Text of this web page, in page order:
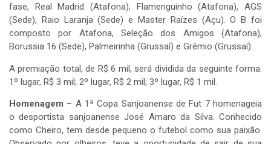
fase, Real Madrid (Atafona), Flamenguinho (Atafona), AGS
(Sede), Raio Laranja (Sede) e Master Raízes (Açu). O B foi
composto por Atafona, Seleção dos Amigos (Atafona),
Borussia 16 (Sede), Palmeirinha (Grussaí) e Grêmio (Grussaí).
A premiação total, de R$ 6 mil, será dividida da seguinte forma:
1º lugar, R$ 3 mil; 2º lugar, R$ 2 mil; 3º lugar, R$ 1 mil.
Homenagem – A 1ª Copa Sanjoanense de Fut 7 homenageia
o desportista sanjoanense José Amaro da Silva. Conhecido
como Cheiro, tem desde pequeno o futebol como sua paixão.